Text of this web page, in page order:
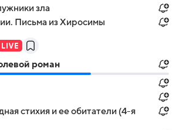
зла
Письма из Хиросимы
роман
стихия и ее обитатели (4-я